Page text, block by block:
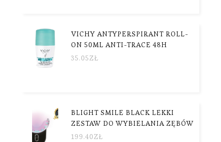
VICHY ANTYPERSPIRANT ROLL-
ON 50ML ANTI-TRACE 48H
35.05ZŁ
BLIGHT SMILE BLACK LEKKI
ZESTAW DO WYBIELANIA ZĘBÓW
199.40ZŁ